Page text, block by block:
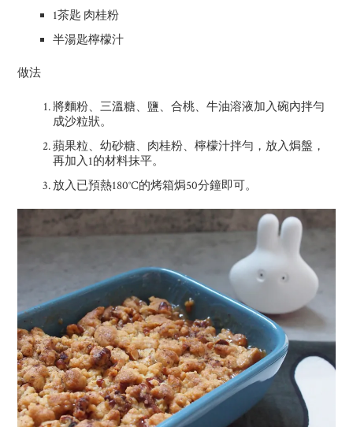
1茶匙 肉桂粉
半湯匙檸檬汁
做法
將麵粉、三溫糖、鹽、合桃、牛油溶液加入碗內拌勻
成沙粒狀。
蘋果粒、幼砂糖、肉桂粉、檸檬汁拌勻，放入焗盤，
再加入1的材料抹平。
放入已預熱180°C的烤箱焗50分鐘即可。